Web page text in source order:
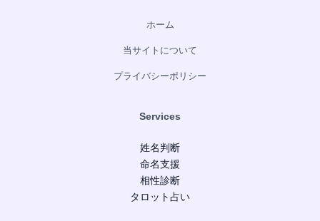
ホーム
当サイトについて
プライバシーポリシー
Services
姓名判断
命名支援
相性診断
タロット占い